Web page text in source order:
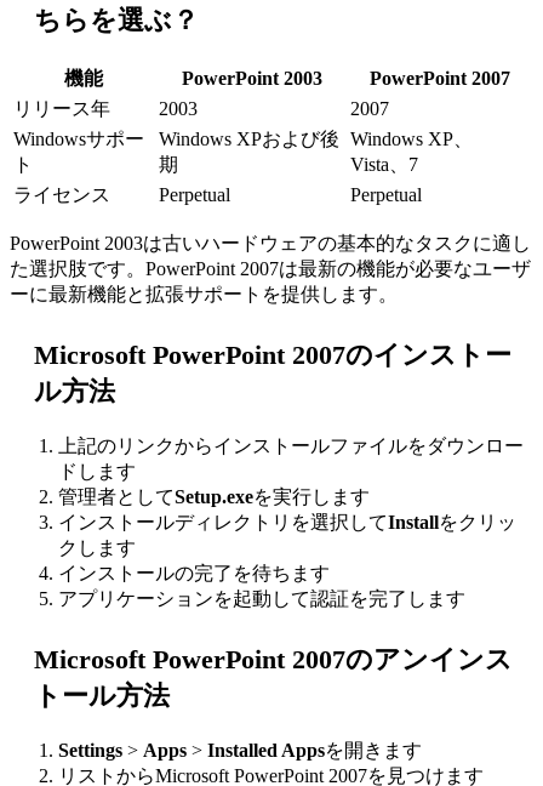
ちらを選ぶ？
機能 PowerPoint 2003
PowerPoint 2007
リリース年
2003
2007
Windowsサポー
ト
Windows XPおよび後
期
Windows XP、
Vista、7
ライセンス
Perpetual Perpetual
PowerPoint 2003は古いハードウェアの基本的なタスクに適し
た選択肢です。PowerPoint 2007は最新の機能が必要なユーザ
ーに最新機能と拡張サポートを提供します。
Microsoft PowerPoint 2007のインストー
ル方法
上記のリンクからインストールファイルをダウンロー
ドします
管理者としてSetup.exeを実行します
インストールディレクトリを選択してInstallをクリッ
クします
インストールの完了を待ちます
アプリケーションを起動して認証を完了します
Microsoft PowerPoint 2007のアンインス
トール方法
Settings > Apps > Installed Appsを開きます
リストからMicrosoft PowerPoint 2007を見つけます